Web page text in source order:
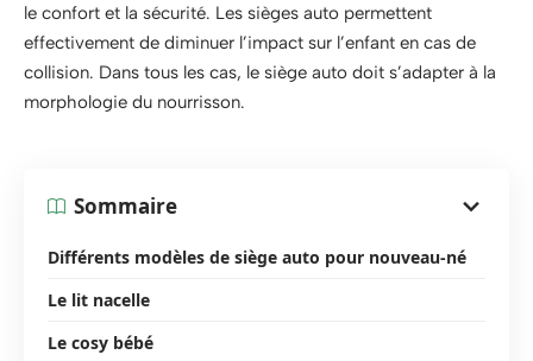
le confort et la sécurité. Les sièges auto permettent
effectivement de diminuer l’impact sur l’enfant en cas de
collision. Dans tous les cas, le siège auto doit s’adapter à la
morphologie du nourrisson.
Sommaire
Différents modèles de siège auto pour nouveau-né
Le lit nacelle
Le cosy bébé